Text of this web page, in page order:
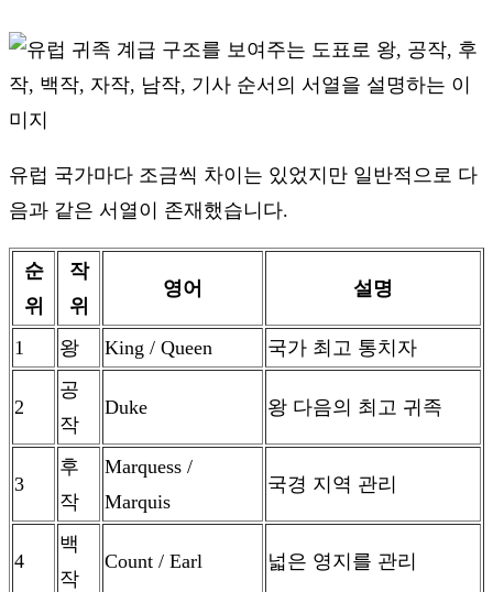
유럽 국가마다 조금씩 차이는 있었지만 일반적으로 다
음과 같은 서열이 존재했습니다.
순
위
작
위
영어 설명
1 왕 King / Queen 국가 최고 통치자
2
공
작
Duke 왕 다음의 최고 귀족
3
후
작
Marquess /
Marquis
국경 지역 관리
4
백
작
Count / Earl 넓은 영지를 관리